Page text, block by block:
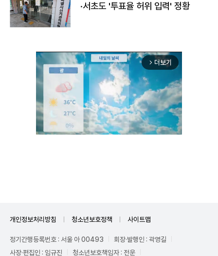
·서초도 '투표율 허위 입력' 정황
arrow_forward_ios 더보기
개인정보처리방침 청소년보호정책 사이트맵
정기간행등록번호 : 서울 아 00493
회장·발행인 : 곽영길
사장·편집인 : 임규진
청소년보호책임자 : 전운